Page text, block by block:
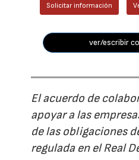
Solicitar información
ver/escribir
El acuerdo de
apoyar a las
de las obligaciones
regulada en el Real